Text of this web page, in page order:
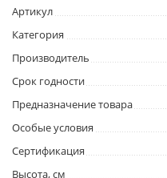
Артикул
Категория
Производитель
Срок годности
Предназначение товара
Особые условия
Сертификация
Высота, см